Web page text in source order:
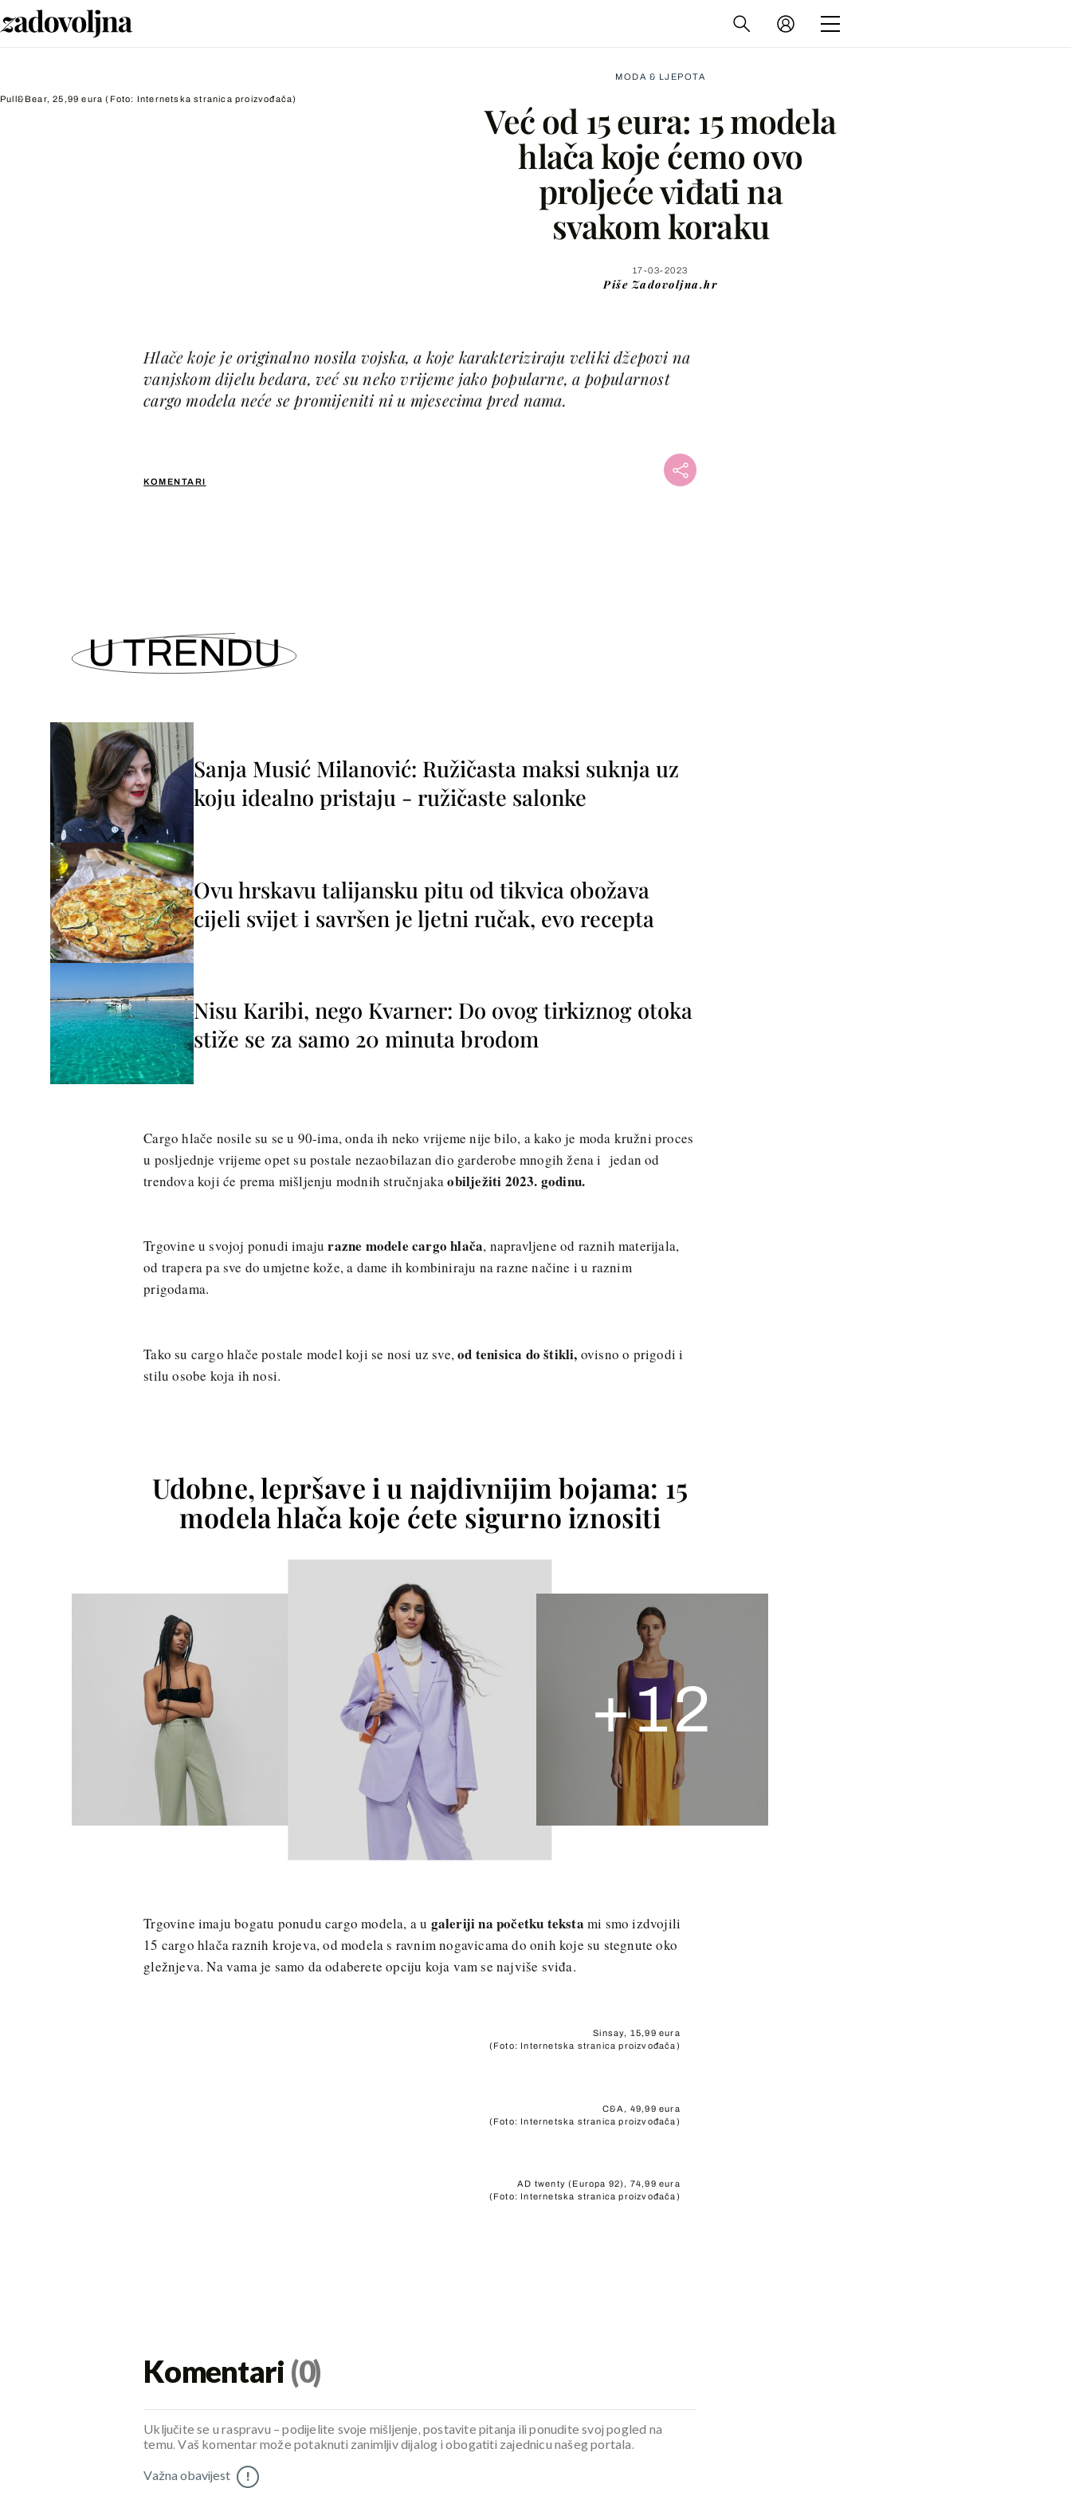
Pull&Bear, 25,99 eura(Foto: Internetska stranica proizvođača)
MODA & LJEPOTA
Već od 15 eura: 15 modela
hlača koje ćemo ovo
proljeće viđati na
svakom koraku
17-03-2023
Piše Zadovoljna.hr
KOMENTARI
Hlače koje je originalno nosila vojska, a koje karakteriziraju veliki džepovi na
vanjskom dijelu bedara, već su neko vrijeme jako popularne, a popularnost
cargo modela neće se promijeniti ni u mjesecima pred nama.
U TRENDU
Sanja Musić Milanović: Ružičasta maksi suknja uz
koju idealno pristaju - ružičaste salonke
Ovu hrskavu talijansku pitu od tikvica obožava
cijeli svijet i savršen je ljetni ručak, evo recepta
Nisu Karibi, nego Kvarner: Do ovog tirkiznog otoka
stiže se za samo 20 minuta brodom
Cargo hlače nosile su se u 90-ima, onda ih neko vrijeme nije bilo, a kako je moda kružni proces
u posljednje vrijeme opet su postale nezaobilazan dio garderobe mnogih žena i jedan od
trendova koji će prema mišljenju modnih stručnjakaobilježiti 2023. godinu.
Trgovine u svojoj ponudi imajurazne modele cargo hlača, napravljene od raznih materijala,
od trapera pa sve do umjetne kože, a dame ih kombiniraju na razne načine i u raznim
prigodama.
Tako su cargo hlače postale model koji se nosi uz sve,od tenisica do štikli, ovisno o prigodi i
stilu osobe koja ih nosi.
Udobne, lepršave i u najdivnijim bojama: 15
modela hlača koje ćete sigurno iznositi
+12
Trgovine imaju bogatu ponudu cargo modela, a u galeriji na početku teksta mi smo izdvojili
15 cargo hlača raznih krojeva, od modela s ravnim nogavicama do onih koje su stegnute oko
gležnjeva. Na vama je samo da odaberete opciju koja vam se najviše sviđa.
Sinsay, 15,99 eura
(Foto: Internetska stranica proizvođača)
C&A, 49,99 eura
(Foto: Internetska stranica proizvođača)
AD twenty (Europa 92), 74,99 eura
(Foto: Internetska stranica proizvođača)
Komentari (0)
Uključite se u raspravu – podijelite svoje mišljenje, postavite pitanja ili ponudite svoj pogled na
temu. Vaš komentar može potaknuti zanimljiv dijalog i obogatiti zajednicu našeg portala.
Važna obavijest !